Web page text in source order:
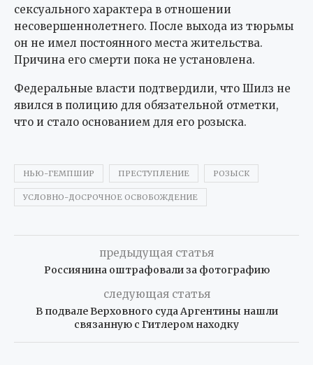
сексуального характера в отношении
несовершеннолетнего. После выхода из тюрьмы
он не имел постоянного места жительства.
Причина его смерти пока не установлена.
Федеральные власти подтвердили, что Шилз не
явился в полицию для обязательной отметки,
что и стало основанием для его розыска.
НЬЮ-ГЕМПШИР ПРЕСТУПЛЕНИЕ РОЗЫСК
УСЛОВНО-ДОСРОЧНОЕ ОСВОБОЖДЕНИЕ
предыдущая статья
Россиянина оштрафовали за фотографию
следующая статья
В подвале Верховного суда Аргентины нашли
связанную с Гитлером находку